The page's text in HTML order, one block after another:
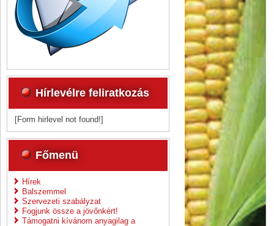
Hírlevélre feliratkozás
[Form hirlevel not found!]
Főmenü
Hírek
Balszemmel
Szervezeti szabályzat
Fogjunk össze a jövőnkért!
Támogatni kívánom anyagilag a